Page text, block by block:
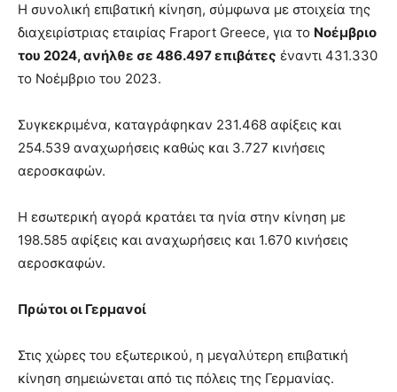
Η συνολική επιβατική κίνηση, σύμφωνα με στοιχεία της
διαχειρίστριας εταιρίας Fraport Greece, για το Νοέμβριο
του 2024, ανήλθε σε 486.497 επιβάτες έναντι 431.330
το Νοέμβριο του 2023.
Συγκεκριμένα, καταγράφηκαν 231.468 αφίξεις και
254.539 αναχωρήσεις καθώς και 3.727 κινήσεις
αεροσκαφών.
Η εσωτερική αγορά κρατάει τα ηνία στην κίνηση με
198.585 αφίξεις και αναχωρήσεις και 1.670 κινήσεις
αεροσκαφών.
Πρώτοι οι Γερμανοί
Στις χώρες του εξωτερικού, η μεγαλύτερη επιβατική
κίνηση σημειώνεται από τις πόλεις της Γερμανίας.